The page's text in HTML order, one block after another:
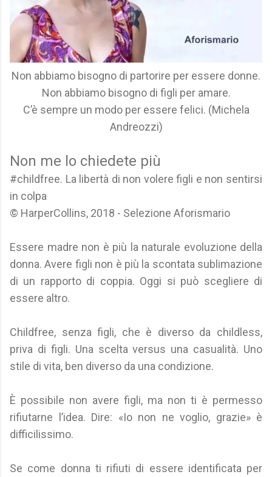
Non abbiamo bisogno di partorire per essere donne.
Non abbiamo bisogno di figli per amare.
C’è sempre un modo per essere felici. (Michela
Andreozzi)
Non me lo chiedete più
#childfree. La libertà di non volere figli e non sentirsi
in colpa
© HarperCollins, 2018 - Selezione Aforismario
Essere madre non è più la naturale evoluzione della
donna. Avere figli non è più la scontata sublimazione
di un rapporto di coppia. Oggi si può scegliere di
essere altro.
Childfree, senza figli, che è diverso da childless,
priva di figli. Una scelta versus una casualità. Uno
stile di vita, ben diverso da una condizione.
È possibile non avere figli, ma non ti è permesso
rifiutarne l’idea. Dire: «Io non ne voglio, grazie» è
difficilissimo.
Se come donna ti rifiuti di essere identificata per